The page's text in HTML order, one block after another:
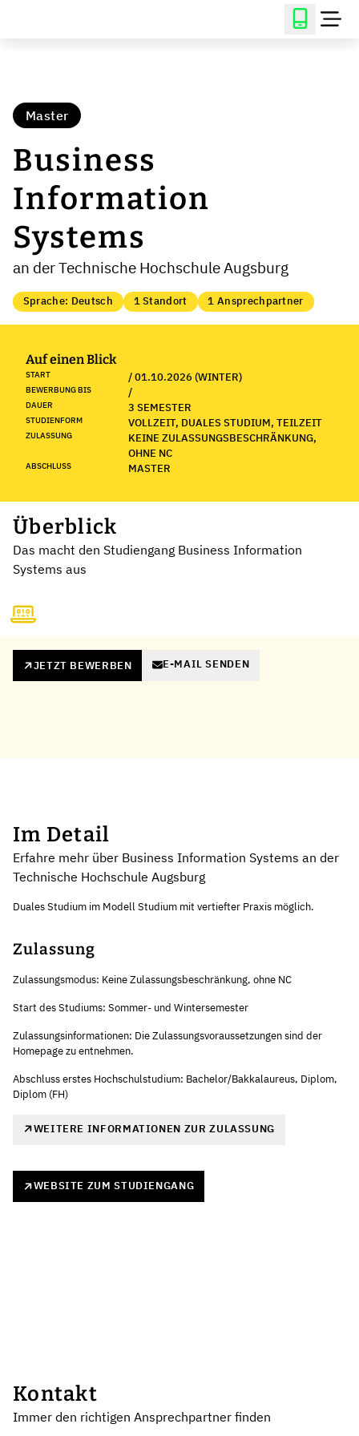
Master
Business
Information
Systems
an der Technische Hochschule Augsburg
Sprache: Deutsch 1 Standort 1 Ansprechpartner
Auf einen Blick
START / 01.10.2026 (WINTER)
BEWERBUNG BIS /
DAUER 3 SEMESTER
STUDIENFORM VOLLZEIT, DUALES STUDIUM, TEILZEIT
ZULASSUNG
KEINE ZULASSUNGSBESCHRÄNKUNG,
OHNE NC
ABSCHLUSS MASTER
Überblick
Das macht den Studiengang Business Information
Systems aus
JETZT BEWERBEN E-MAIL SENDEN
Im Detail
Erfahre mehr über Business Information Systems an der
Technische Hochschule Augsburg
Duales Studium im Modell Studium mit vertiefter Praxis möglich.
Zulassung
Zulassungsmodus: Keine Zulassungsbeschränkung, ohne NC
Start des Studiums: Sommer- und Wintersemester
Zulassungsinformationen: Die Zulassungsvoraussetzungen sind der
Homepage zu entnehmen.
Abschluss erstes Hochschulstudium: Bachelor/Bakkalaureus, Diplom,
Diplom (FH)
WEITERE INFORMATIONEN ZUR ZULASSUNG
WEBSITE ZUM STUDIENGANG
Kontakt
Immer den richtigen Ansprechpartner finden